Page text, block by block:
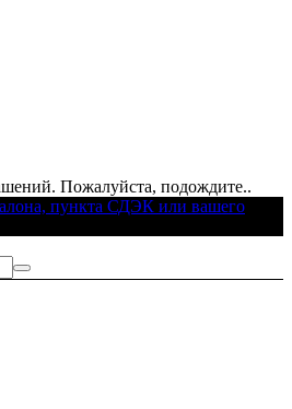
Пожалуйста, подождите..
пункта СДЭК или вашего